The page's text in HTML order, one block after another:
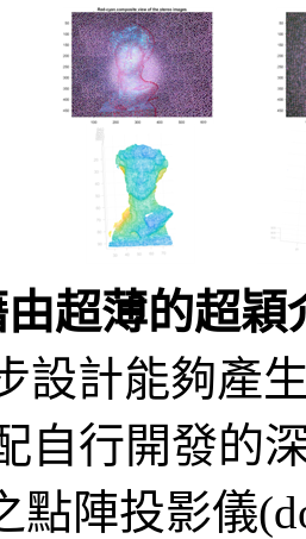
由超薄的超
設計能夠產
自行開發的
點陣投影儀